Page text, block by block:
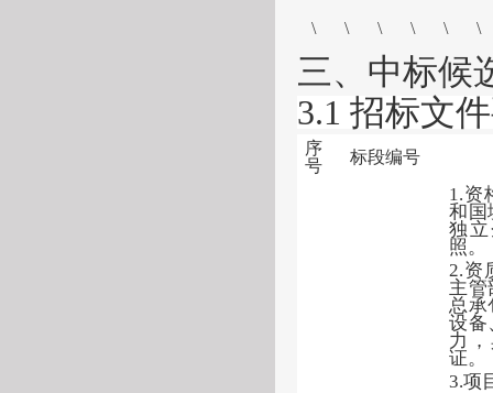
\ \ \ \ \ \
三、 中标候
3.1 招标文
序
号
标段编号
1.资
和国
独
照。
2.资
主管
总承
设备
力
证。
3.项